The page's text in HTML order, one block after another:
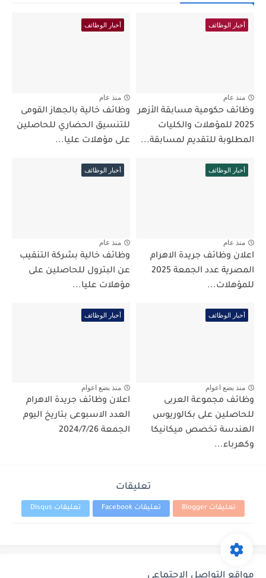
أخبار الوظائف
منذ عام
وظائف حكومية مسابقة الأزهر
2025 للمؤهلات والكليات
المطلوبة للتقديم لمسابقة...
أخبار الوظائف
منذ عام
وظائف خالية بالجهاز القومى
للتنسيق الحضاري للحاصلين
على مؤهلات عليا...
أخبار الوظائف
منذ عام
اعلان وظائف جريدة الاهرام
المصرية عدد الجمعة 2025
للمؤهلات...
أخبار الوظائف
منذ عام
وظائف خالية بشركة التنقيب
عن البترول للحاصلين على
مؤهلات عليا...
أخبار الوظائف
منذ بضع اعوام
وظائف مجموعة العربى
للحاصلين على بكالوريوس
الهندسة تخصص ميكانيكا
وكهرباء...
أخبار الوظائف
منذ بضع اعوام
اعلان وظائف جريدة الاهرام
العدد الاسبوعى بتاريخ اليوم
الجمعة 2024/7/26
تعليقات
تعليقات Blogger تعليقات Facebook تعليقات Disqus